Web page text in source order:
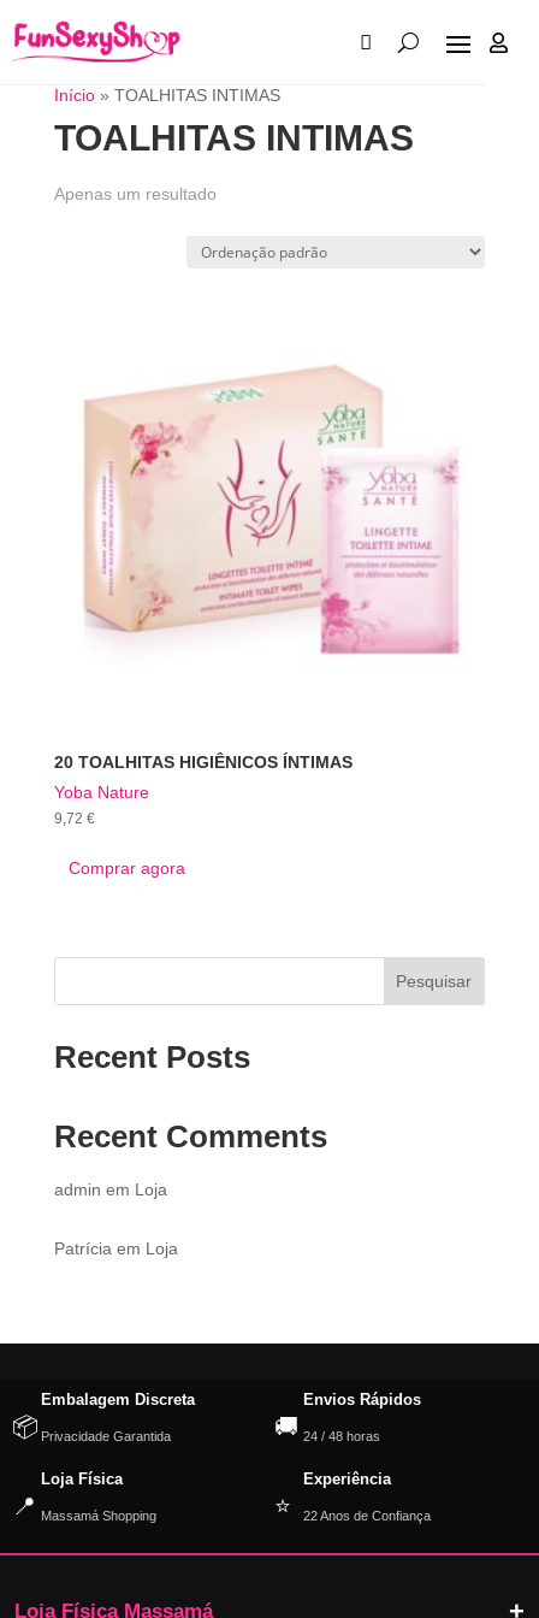

Início» TOALHITAS INTIMAS
TOALHITAS INTIMAS
Apenas um resultado
20 TOALHITAS HIGIÊNICOS ÍNTIMAS
Yoba Nature
9,72 €
Comprar agora
Pesquisar
Recent Posts
Recent Comments
admin em Loja
Patrícia em Loja
📦
Embalagem Discreta
Privacidade Garantida 🚚
Envios Rápidos
24 / 48 horas
📍
Loja Física
Massamá Shopping ⭐
Experiência
22 Anos de Confiança
Loja Física Massamá